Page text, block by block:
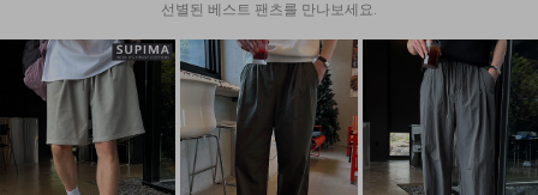
선별된 베스트 팬츠를 만나보세요.